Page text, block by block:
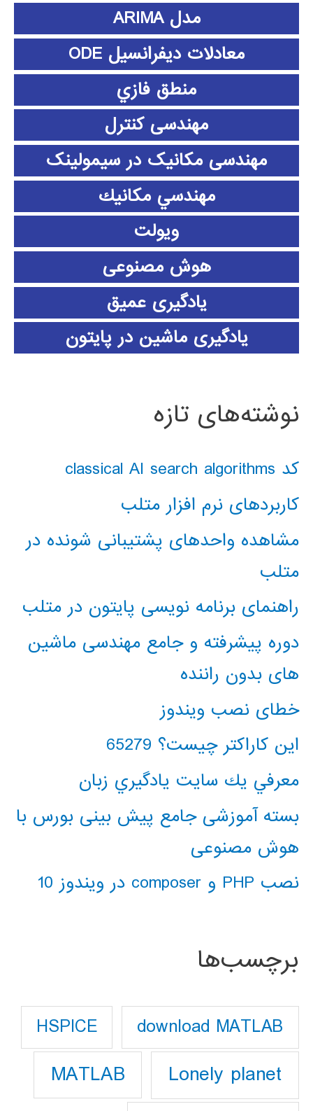
مدل ARIMA
معادلات دیفرانسیل ODE
منطق فازي
مهندسی کنترل
مهندسی مکانیک در سیمولینک
مهندسي مكانيك
ویولت
هوش مصنوعی
یادگیری عمیق
یادگیری ماشین در پایتون
نوشته‌های تازه
کد classical AI search algorithms
کاربردهای نرم افزار متلب
مشاهده واحدهای پشتیبانی شونده در
متلب
راهنمای برنامه نویسی پایتون در متلب
دوره پیشرفته و جامع مهندسی ماشین
های بدون راننده
خطای نصب ویندوز
این کاراکتر چیست؟ 65279
معرفي يك سايت يادگيري زبان
بسته آموزشی جامع پیش بینی بورس با
هوش مصنوعی
نصب PHP و composer در ویندوز 10
برچسب‌ها
download MATLAB
HSPICE
Lonely planet
MATLAB